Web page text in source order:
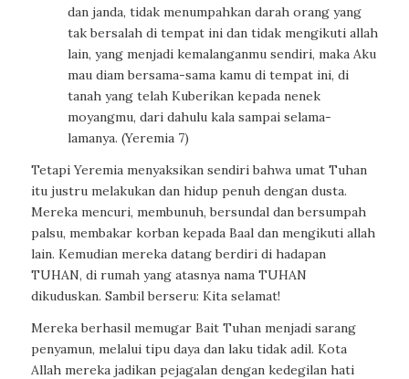
dan janda, tidak menumpahkan darah orang yang
tak bersalah di tempat ini dan tidak mengikuti allah
lain, yang menjadi kemalanganmu sendiri, maka Aku
mau diam bersama-sama kamu di tempat ini, di
tanah yang telah Kuberikan kepada nenek
moyangmu, dari dahulu kala sampai selama-
lamanya. (Yeremia 7)
Tetapi Yeremia menyaksikan sendiri bahwa umat Tuhan
itu justru melakukan dan hidup penuh dengan dusta.
Mereka mencuri, membunuh, bersundal dan bersumpah
palsu, membakar korban kepada Baal dan mengikuti allah
lain. Kemudian mereka datang berdiri di hadapan
TUHAN, di rumah yang atasnya nama TUHAN
dikuduskan. Sambil berseru: Kita selamat!
Mereka berhasil memugar Bait Tuhan menjadi sarang
penyamun, melalui tipu daya dan laku tidak adil. Kota
Allah mereka jadikan pejagalan dengan kedegilan hati